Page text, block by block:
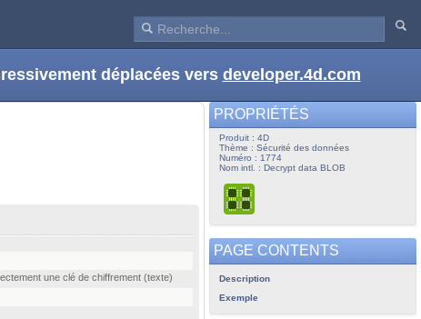
déplacées vers developer.4d.com
une clé de chiffrement (texte)
PROPRIÉTÉS
Produit : 4D
Thème : Sécurité des données
Numéro : 1774
Nom intl. : Decrypt data BLOB
PAGE CONTENTS
Description
Exemple